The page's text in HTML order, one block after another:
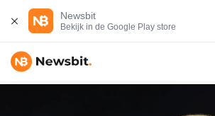
Newsbit
Bekijk in de Google Play store